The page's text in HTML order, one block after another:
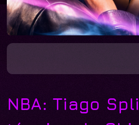
NBA: Tiago